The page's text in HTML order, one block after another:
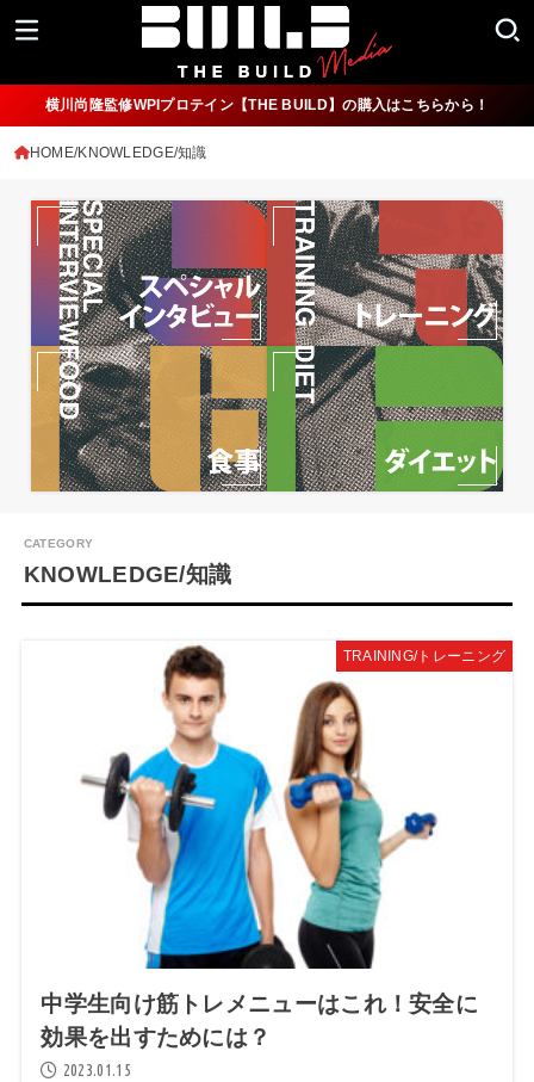
横川尚隆監修WPIプロテイン【THE BUILD】の購入はこちらから！
HOME KNOWLEDGE/知識
KNOWLEDGE/知識
TRAINING/トレーニング
中学生向け筋トレメニューはこれ！安全に
効果を出すためには？
2023.01.15